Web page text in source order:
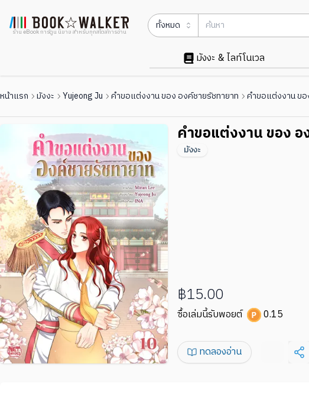
ร้าน eBook การ์ตูน นิยาย สำหรับทุกสไตล์การอ่าน
ทั้งหมด
มังงะ & ไลท์โนเวล
หน้าแรก มังงะ Yujeong Ju คำขอแต่งงาน ของ องค์ชายรัชทายาท คำขอแต่งงาน ข
คำขอแต่งงาน ของ
มังงะ
฿15.00
ซื้อเล่มนี้รับพอยต์ 0.15
ทดลองอ่าน